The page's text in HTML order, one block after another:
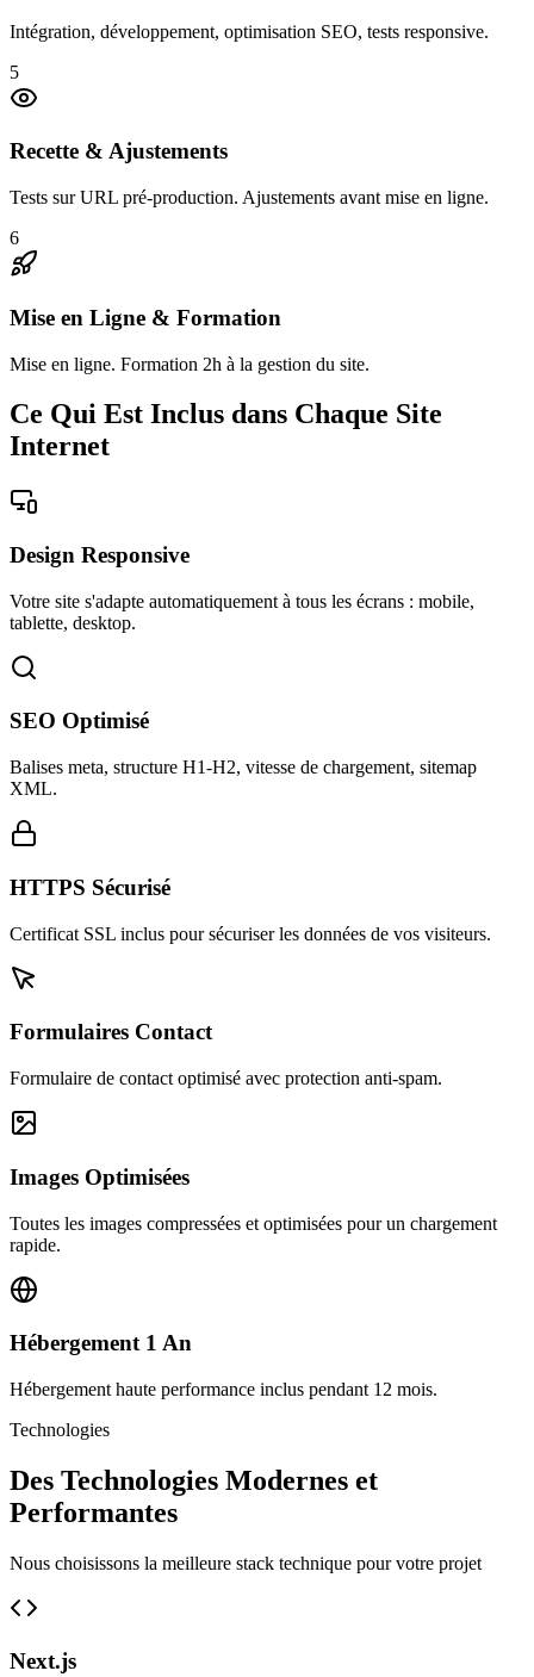
Intégration, développement, optimisation SEO, tests responsive.
5
Recette & Ajustements
Tests sur URL pré-production. Ajustements avant mise en ligne.
6
Mise en Ligne & Formation
Mise en ligne. Formation 2h à la gestion du site.
Ce Qui Est Inclus dans Chaque Site
Internet
Design Responsive
Votre site s'adapte automatiquement à tous les écrans : mobile,
tablette, desktop.
SEO Optimisé
Balises meta, structure H1-H2, vitesse de chargement, sitemap
XML.
HTTPS Sécurisé
Certificat SSL inclus pour sécuriser les données de vos visiteurs.
Formulaires Contact
Formulaire de contact optimisé avec protection anti-spam.
Images Optimisées
Toutes les images compressées et optimisées pour un chargement
rapide.
Hébergement 1 An
Hébergement haute performance inclus pendant 12 mois.
Technologies
Des Technologies Modernes et
Performantes
Nous choisissons la meilleure stack technique pour votre projet
Next.js